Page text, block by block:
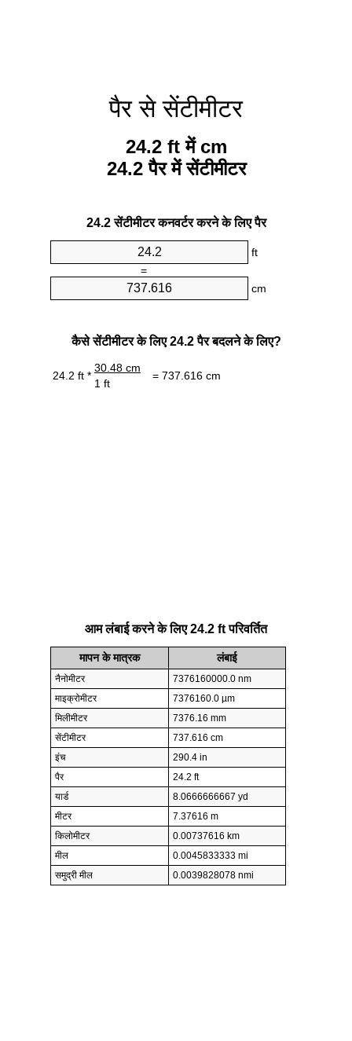
पैर से सेंटीमीटर
24.2 ft में cm
24.2 पैर में सेंटीमीटर
24.2 सेंटीमीटर कनवर्टर करने के लिए पैर
ft
=
cm
कैसे सेंटीमीटर के लिए 24.2 पैर बदलने के लिए?
24.2 ft *
30.48 cm
= 737.616 cm
1 ft
आम लंबाई करने के लिए 24.2 ft परिवर्तित
मापन के मात्रक लंबाई
नैनोमीटर
7376160000.0 nm
माइक्रोमीटर
7376160.0 µm
मिलीमीटर
7376.16 mm
सेंटीमीटर
737.616 cm
इंच
290.4 in
पैर
24.2 ft
यार्ड
8.0666666667 yd
मीटर
7.37616 m
किलोमीटर
0.00737616 km
मील
0.0045833333 mi
समुद्री मील
0.0039828078 nmi